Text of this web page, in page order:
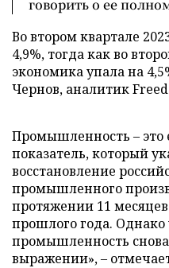
говорить о ее
Во втором квартале
4,9%, тогда как во
экономика упала на
Чернов, аналитик
Промышленность –
показатель, который
восстановление
промышленного
протяжении 11
прошлого года. Однако
промышленность снова
выражении», –